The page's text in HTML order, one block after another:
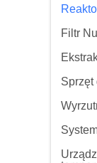
Filtr
Sprzęt